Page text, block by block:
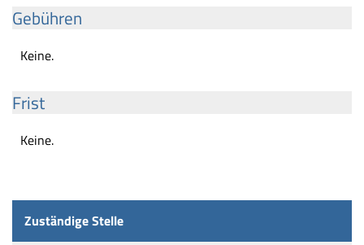
Gebühren
Keine.
Frist
Keine.
Zuständige Stelle